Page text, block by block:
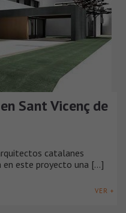
Sant Vicenç de
catalanes
este proyecto una [...]
VER +